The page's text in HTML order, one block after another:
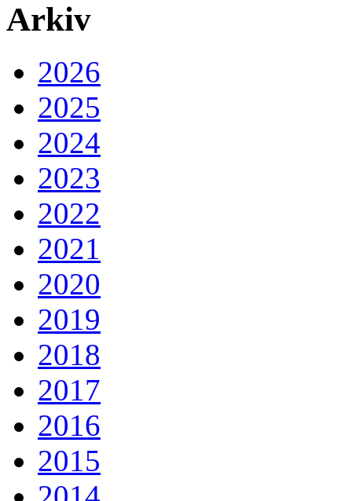
Arkiv
2026
2025
2024
2023
2022
2021
2020
2019
2018
2017
2016
2015